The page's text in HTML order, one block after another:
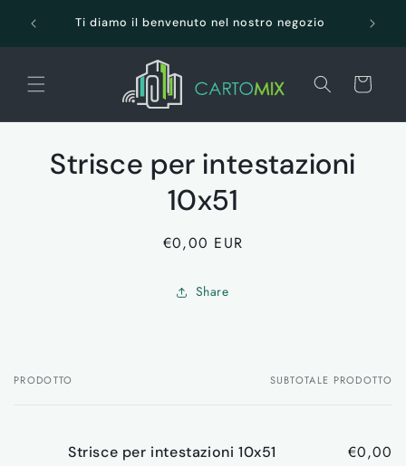
direttamenteTi diamo il benvenuto nel nostro negozio
Carrello
Passa alle
informazioni
Strisce per intestazioni
10x51
Prezzo
listino
€0,00 EUR
Share
Il
PRODOTTO SUBTOTALE PRODOTTO
Strisce per intestazioni 10x51 €0,00